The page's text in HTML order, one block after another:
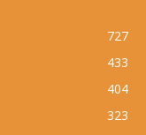
727
433
404
323